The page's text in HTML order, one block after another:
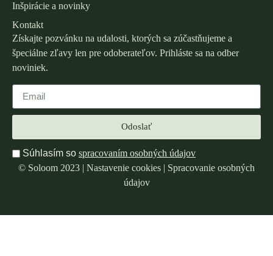
Inšpirácie a novinky
Kontakt
Získajte pozvánku na udalosti, ktorých sa zúčastňujeme a
špeciálne zľavy len pre odoberateľov. Prihláste sa na odber
noviniek.
Súhlasím so spracovaním osobných údajov
Odoslať
© Soloom 2023 | Nastavenie cookies | Spracovanie osobných
údajov